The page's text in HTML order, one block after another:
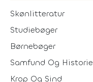
Skønlitteratur
Studiebøger
Børnebøger
Samfund Og Historie
Krop Og Sind